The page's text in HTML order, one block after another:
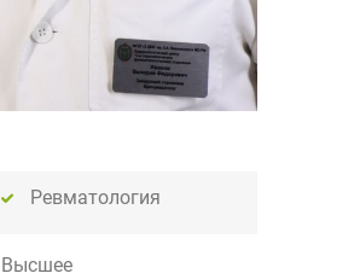
Ревматология
Высшее